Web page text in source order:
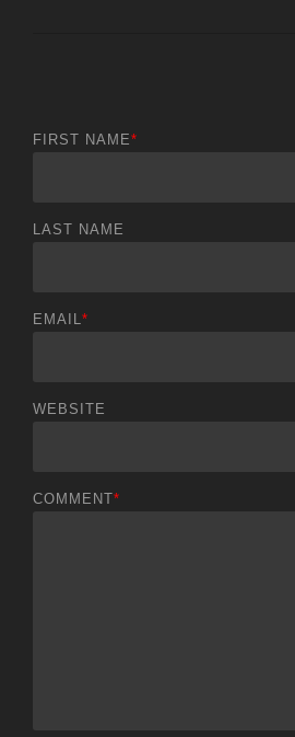
FIRST NAME*
LAST NAME
EMAIL *
WEBSITE
COMMENT*